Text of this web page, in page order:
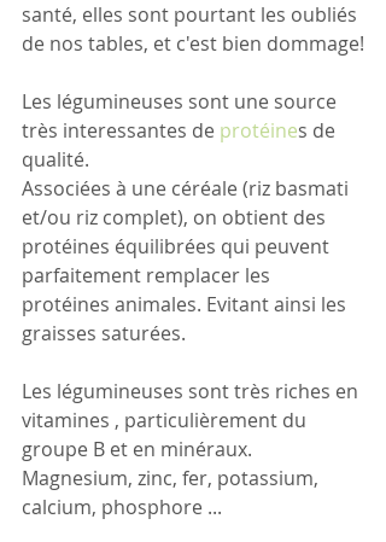
santé, elles sont pourtant les oubliés
de nos tables, et c'est bien dommage!
Les légumineuses sont une source
très interessantes de protéines de
qualité.
Associées à une céréale (riz basmati
et/ou riz complet), on obtient des
protéines équilibrées qui peuvent
parfaitement remplacer les
protéines animales. Evitant ainsi les
graisses saturées.
Les légumineuses sont très riches en
vitamines , particulièrement du
groupe B et en minéraux.
Magnesium, zinc, fer, potassium,
calcium, phosphore ...